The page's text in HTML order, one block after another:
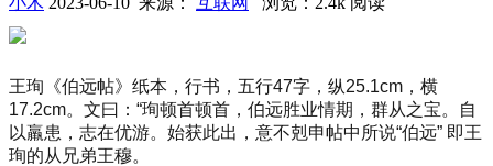
王珣《伯远帖》纸本，行书，五行47字，纵25.1cm，横
17.2cm。文曰：“珣顿首顿首，伯远胜业情期，群从之宝。自
以羸患，志在优游。始获此出，意不剋申帖中所说“伯远” 即王
珣的从兄弟王穆。